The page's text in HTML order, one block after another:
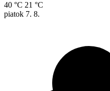
40 °C 21 °C
piatok 7. 8.